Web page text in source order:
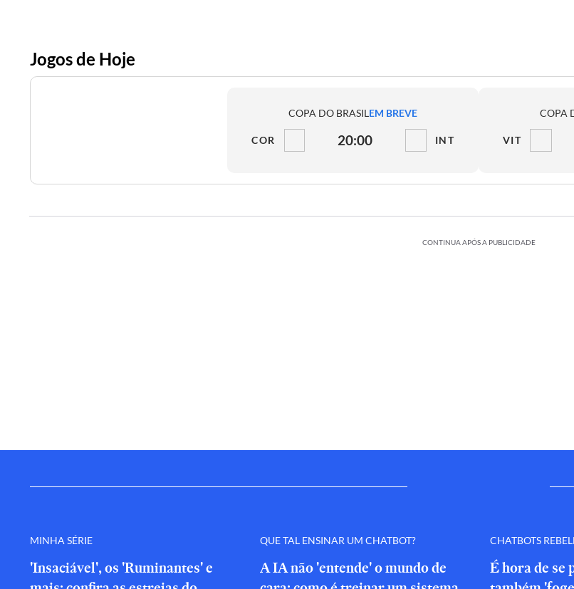
Jogos de Hoje
COPA DO BRASILEM BREVE
COR 20:00 INT
COPA
VIT
CONTINUA APÓS A PUBLICIDADE
MINHA SÉRIE
'Insaciável', os 'Ruminantes' e
QUE TAL ENSINAR UM CHATBOT?
A IA não 'entende' o mundo de
CHATBOTS
É hora de se